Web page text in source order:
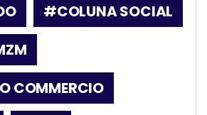
#COLUNA SOCIAL
COMMERCIO